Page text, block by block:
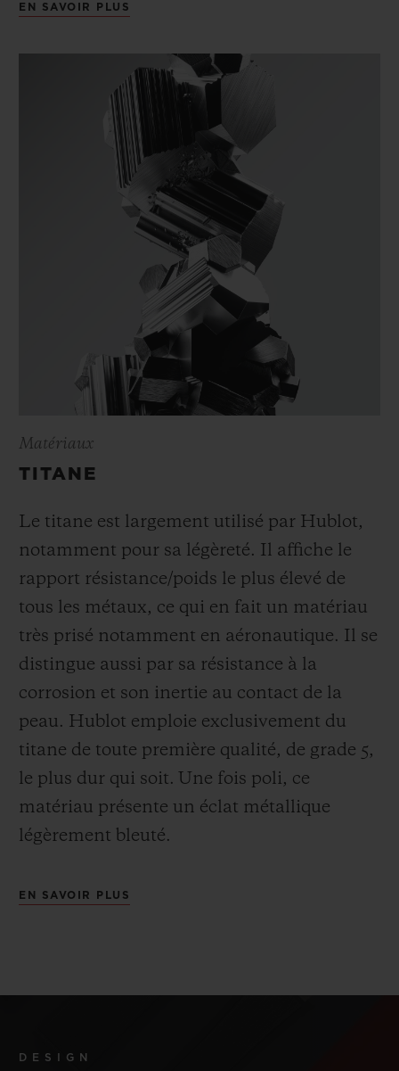
EN SAVOIR PLUS
Matériaux
TITANE
Le titane est largement utilisé par Hublot,
notamment pour sa légèreté. Il affiche le
rapport résistance/poids le plus élevé de
tous les métaux, ce qui en fait un matériau
très prisé notamment en aéronautique. Il se
distingue aussi par sa résistance à la
corrosion et son inertie au contact de la
peau. Hublot emploie exclusivement du
titane de toute première qualité, de grade 5,
le plus dur qui soit. Une fois poli, ce
matériau présente un éclat métallique
légèrement bleuté.
EN SAVOIR PLUS
DESIGN